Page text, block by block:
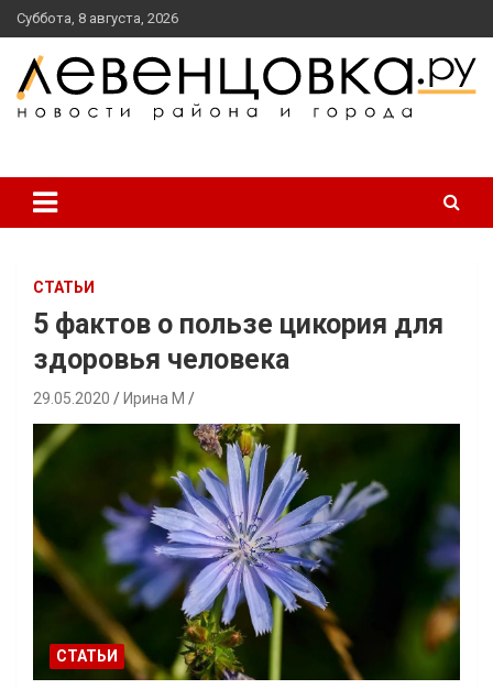
перейти
к
содержанию
Суббота, 8 августа, 2026
СТАТЬИ
5 фактов о пользе цикория для
здоровья человека
29.05.2020 Ирина М
СТАТЬИ